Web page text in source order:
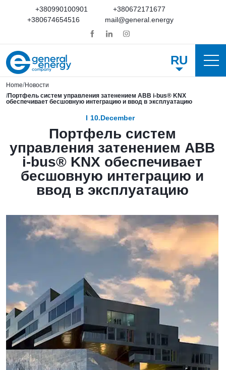
+380990100901
+380672171677
+380674654516
mail@general.energy
RU
Home Новости
Портфель систем управления затенением ABB i-bus® KNX
обеспечивает бесшовную интеграцию и ввод в эксплуатацию
10.December
Портфель систем
управления затенением ABB
i-bus® KNX обеспечивает
бесшовную интеграцию и
ввод в эксплуатацию